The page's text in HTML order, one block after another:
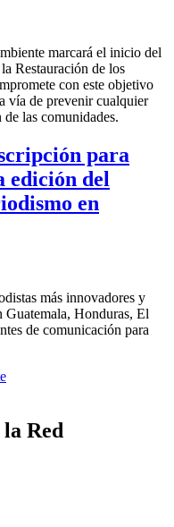
marcará el inicio del
Restauración de los
con este objetivo
vía de prevenir cualquier
las comunidades.
para
del
en
más innovadores y
Guatemala, Honduras, El
de comunicación para
Red